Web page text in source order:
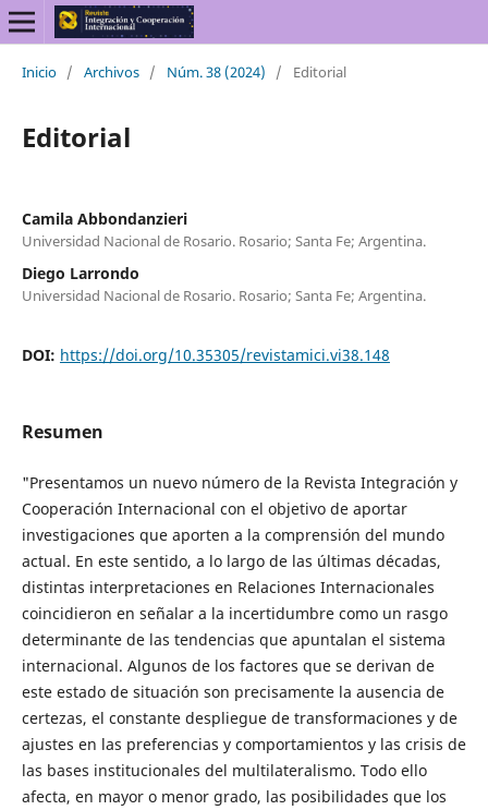
Inicio / Archivos / Núm. 38 (2024) / Editorial
Editorial
Camila Abbondanzieri
Universidad Nacional de Rosario. Rosario; Santa Fe; Argentina.
Diego Larrondo
Universidad Nacional de Rosario. Rosario; Santa Fe; Argentina.
DOI: https://doi.org/10.35305/revistamici.vi38.148
Resumen
"Presentamos un nuevo número de la Revista Integración y
Cooperación Internacional con el objetivo de aportar
investigaciones que aporten a la comprensión del mundo
actual. En este sentido, a lo largo de las últimas décadas,
distintas interpretaciones en Relaciones Internacionales
coincidieron en señalar a la incertidumbre como un rasgo
determinante de las tendencias que apuntalan el sistema
internacional. Algunos de los factores que se derivan de
este estado de situación son precisamente la ausencia de
certezas, el constante despliegue de transformaciones y de
ajustes en las preferencias y comportamientos y las crisis de
las bases institucionales del multilateralismo. Todo ello
afecta, en mayor o menor grado, las posibilidades que los